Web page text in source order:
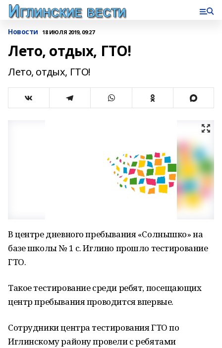
Новости 18 ИЮЛЯ 2019, 09:27
Лето, отдых, ГТО!
Лето, отдых, ГТО!
В центре дневного пребывания «Солнышко» на
базе школы № 1 с. Иглино прошло тестирование
ГТО.
Такое тестирование среди ребят, посещающих
центр пребывания проводится впервые.
Сотрудники центра тестирования ГТО по
Иглинскому району провели с ребятами